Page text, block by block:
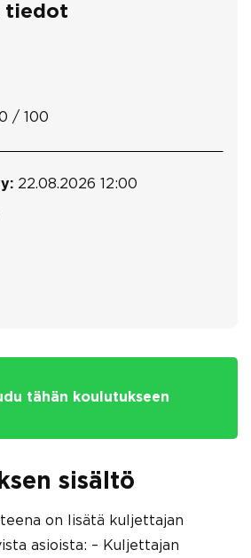
tiedot
/ 100
22.08.2026 12:00
tähän koulutukseen
sisältö
on lisätä kuljettajan
asioista: – Kuljettajan